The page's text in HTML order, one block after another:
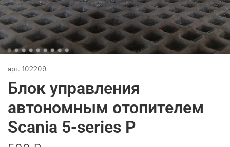
арт. 102209
Блок управления
автономным отопителем
Scania 5-series P